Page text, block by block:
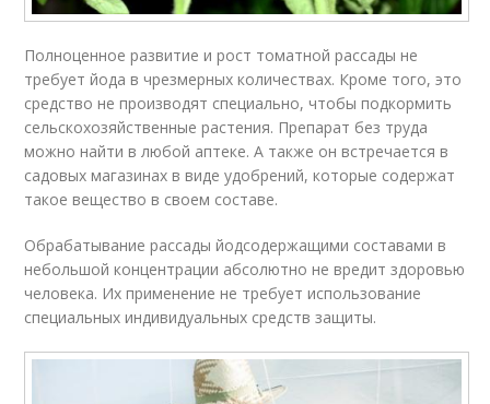
Полноценное развитие и рост томатной рассады не
требует йода в чрезмерных количествах. Кроме того, это
средство не производят специально, чтобы подкормить
сельскохозяйственные растения. Препарат без труда
можно найти в любой аптеке. А также он встречается в
садовых магазинах в виде удобрений, которые содержат
такое вещество в своем составе.
Обрабатывание рассады йодсодержащими составами в
небольшой концентрации абсолютно не вредит здоровью
человека. Их применение не требует использование
специальных индивидуальных средств защиты.